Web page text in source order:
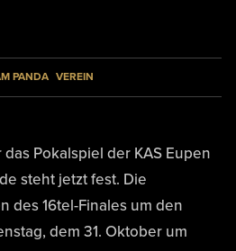
PANDA VEREIN
Pokalspiel der KAS Eupen
steht jetzt fest. Die
des 16tel-Finales um den
dem 31. Oktober um